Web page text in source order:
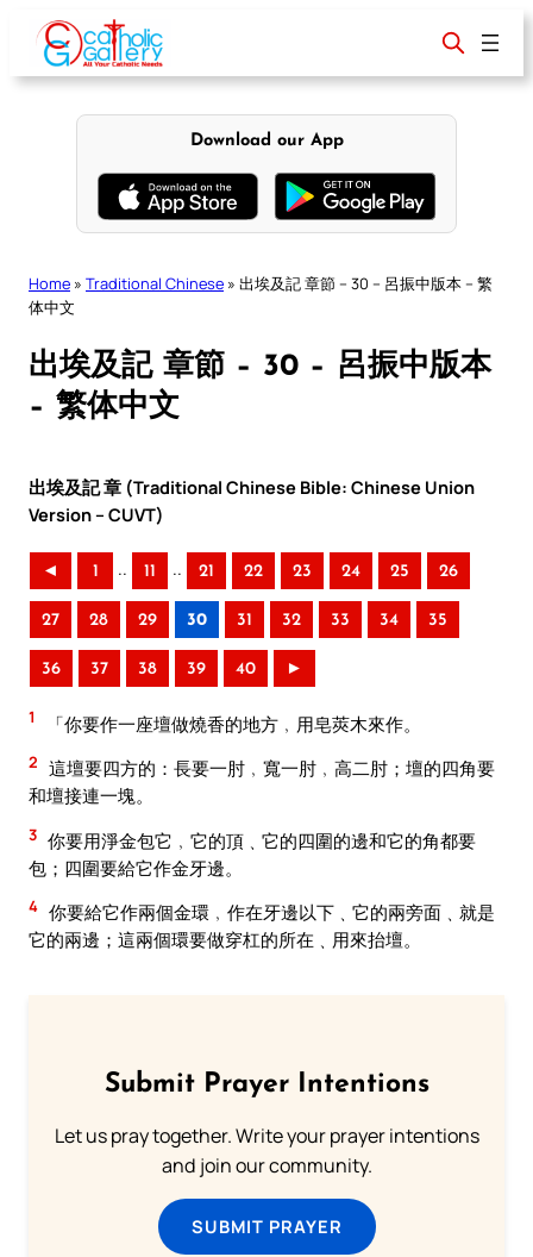
content
Download our App
Home » Traditional Chinese » 出埃及記 章節 – 30 – 呂振中版本 – 繁
体中文
出埃及記 章節 – 30 – 呂振中版本
– 繁体中文
出埃及記 章 (Traditional Chinese Bible: Chinese Union
Version – CUVT)
◄ 1 .. 11 .. 21 22 23 24 25 26
27 28 29 30 31 32 33 34 35
36 37 38 39 40 ►
1 「你要作一座壇做燒香的地方﹐用皂莢木來作。
2 這壇要四方的：長要一肘﹐寬一肘﹐高二肘；壇的四角要
和壇接連一塊。
3 你要用淨金包它﹐它的頂﹑它的四圍的邊和它的角都要
包；四圍要給它作金牙邊。
4 你要給它作兩個金環﹐作在牙邊以下﹑它的兩旁面﹑就是
它的兩邊；這兩個環要做穿杠的所在﹑用來抬壇。
Submit Prayer Intentions
Let us pray together. Write your prayer intentions
and join our community.
SUBMIT PRAYER